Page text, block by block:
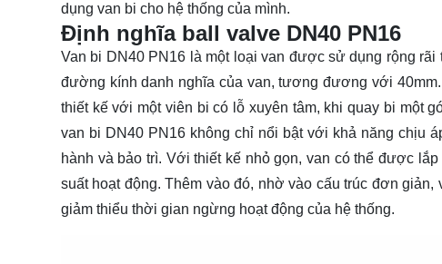
dụng van bi cho hệ thống của mình.
Định nghĩa ball valve DN40 PN16
Van bi DN40 PN16 là một loại van được sử dụng rộng
đường kính danh nghĩa của van, tương đương với
thiết kế với một viên bi có lỗ xuyên tâm, khi quay bi một
van bi DN40 PN16 không chỉ nổi bật với khả năng chịu
hành và bảo trì. Với thiết kế nhỏ gọn, van có thể được
suất hoạt động. Thêm vào đó, nhờ vào cấu trúc đơn
giảm thiểu thời gian ngừng hoạt động của hệ thống.